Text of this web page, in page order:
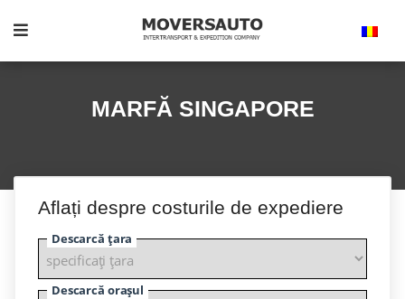
MARFĂ SINGAPORE
Aflați despre costurile de expediere
Descarcă țara
Descarcă orașul